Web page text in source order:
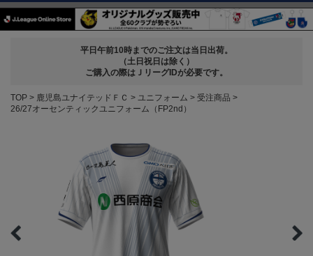
平日午前10時までのご注文は当日出荷。
（土日祝日は除く）
ご購入の際はＪリーグIDが必要です。
TOP 鹿児島ユナイテッドＦＣ ユニフォーム
受注商品
26/27オーセンティックユニフォーム（FP2nd）